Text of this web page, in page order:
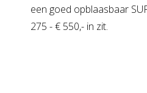
een goed opblaasbaar
275 - € 550,- in zit.